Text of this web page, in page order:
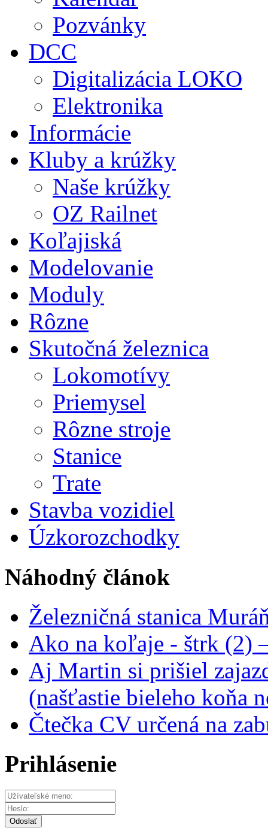
Pozvánky
DCC
Digitalizácia LOKO
Elektronika
Informácie
Kluby a krúžky
Naše krúžky
OZ Railnet
Koľajiská
Modelovanie
Moduly
Rôzne
Skutočná železnica
Lokomotívy
Priemysel
Rôzne stroje
Stanice
Trate
Stavba vozidiel
Úzkorozchodky
Náhodný článok
Železničná stanica
Ako na koľaje - štrk (2)
Aj Martin si prišiel
(našťastie bieleho koňa
Čtečka CV určená na
Prihlásenie
Odoslať